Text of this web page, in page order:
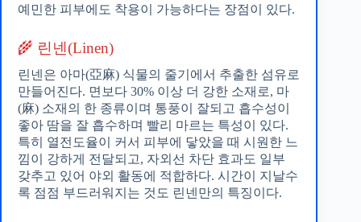
예민한 피부에도 착용이 가능하다는 장점이 있다.
🌾 린넨(Linen)
린넨은 아마(亞麻) 식물의 줄기에서 추출한 섬유로
만들어진다. 면보다 30% 이상 더 강한 소재로, 마
(麻) 소재의 한 종류이며 통풍이 잘되고 흡수성이
좋아 땀을 잘 흡수하며 빨리 마르는 특성이 있다.
특히 열전도율이 커서 피부에 닿았을 때 시원한 느
낌이 강하게 전달되고, 자외선 차단 효과도 일부
갖추고 있어 야외 활동에 적합하다. 시간이 지날수
록 점점 부드러워지는 것도 린넨만의 특징이다.